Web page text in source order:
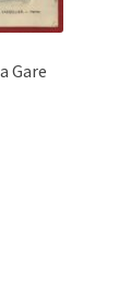
Gare